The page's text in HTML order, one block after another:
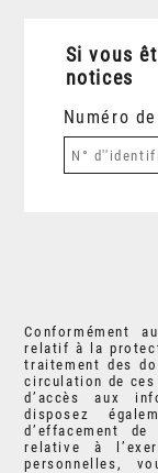
Si vous
notices
Numéro
Conformément
relatif à la
traitement des
circulation de ces
d’accès aux
disposez
d’effacement
relative à
personnelles,